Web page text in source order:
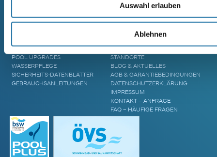
Auswahl erlauben
Ablehnen
AREND TARU MASSIVHOLZSAUNA
ZUBEHÖR & INFORMATIONEN
POOL ABDECKUNGEN
POOL UPGRADES
WASSERPFLEGE
SICHERHEITS-DATENBLÄTTER
GEBRAUCHSANLEITUNGEN
UNTERNEHMEN
ZUKUNFT
STANDORTE
BLOG & AKTUELLES
AGB & GARANTIEBEDINGUNGEN
DATENSCHUTZERKLÄRUNG
IMPRESSUM
KONTAKT – ANFRAGE
FAQ – HÄUFIGE FRAGEN